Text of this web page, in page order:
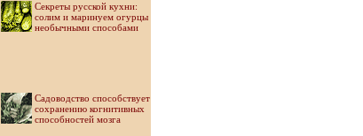
Секреты русской кухни:
солим и маринуем огурцы
необычными способами
Садоводство способствует
сохранению когнитивных
способностей мозга